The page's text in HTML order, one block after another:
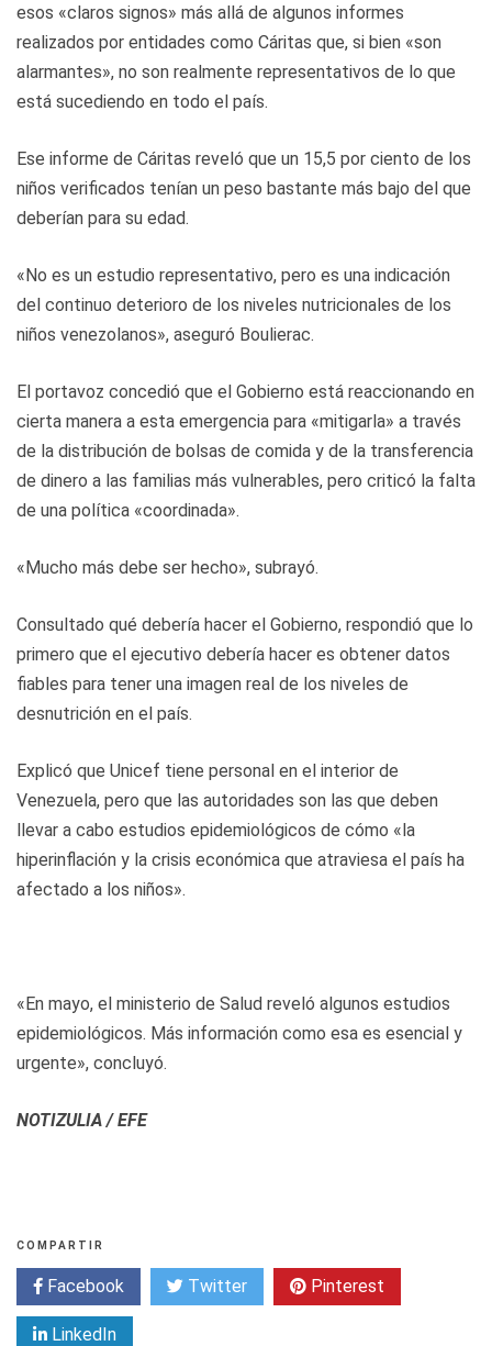
esos «claros signos» más allá de algunos informes
realizados por entidades como Cáritas que, si bien «son
alarmantes», no son realmente representativos de lo que
está sucediendo en todo el país.
Ese informe de Cáritas reveló que un 15,5 por ciento de los
niños verificados tenían un peso bastante más bajo del que
deberían para su edad.
«No es un estudio representativo, pero es una indicación
del continuo deterioro de los niveles nutricionales de los
niños venezolanos», aseguró Boulierac.
El portavoz concedió que el Gobierno está reaccionando en
cierta manera a esta emergencia para «mitigarla» a través
de la distribución de bolsas de comida y de la transferencia
de dinero a las familias más vulnerables, pero criticó la falta
de una política «coordinada».
«Mucho más debe ser hecho», subrayó.
Consultado qué debería hacer el Gobierno, respondió que lo
primero que el ejecutivo debería hacer es obtener datos
fiables para tener una imagen real de los niveles de
desnutrición en el país.
Explicó que Unicef tiene personal en el interior de
Venezuela, pero que las autoridades son las que deben
llevar a cabo estudios epidemiológicos de cómo «la
hiperinflación y la crisis económica que atraviesa el país ha
afectado a los niños».
«En mayo, el ministerio de Salud reveló algunos estudios
epidemiológicos. Más información como esa es esencial y
urgente», concluyó.
NOTIZULIA / EFE
COMPARTIR
Facebook Twitter Pinterest
LinkedIn